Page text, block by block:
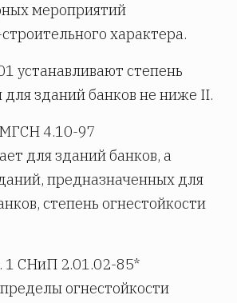
мероприятий
характера.
устанавливают степень
для зданий банков не ниже II.
4.10-97
для зданий банков, а
предназначенных для
степень огнестойкости
1 СНиП 2.01.02-85*
огнестойкости